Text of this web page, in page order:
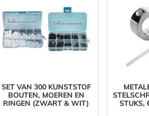
SET VAN 300 KUNSTSTOF
BOUTEN, MOEREN EN
RINGEN (ZWART & WIT)
STUKS,